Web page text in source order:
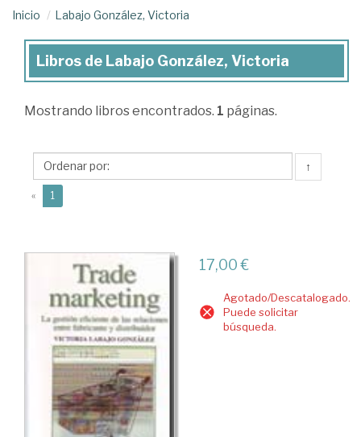
Inicio Labajo González, Victoria
Libros
Labajo
Victoria
Libros de Labajo González, Victoria
Mostrando libros encontrados. 1 páginas.
↑
« 1
17,00 €
Agotado/Descatalogado.
Puede solicitar
búsqueda.